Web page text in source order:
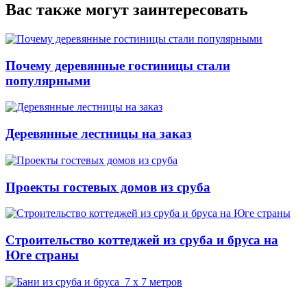
Вас также могут заинтересовать
Почему деревянные гостиницы стали
популярными
Деревянные лестницы на заказ
Проекты гостевых домов из сруба
Строительство коттеджей из сруба и бруса на
Юге страны